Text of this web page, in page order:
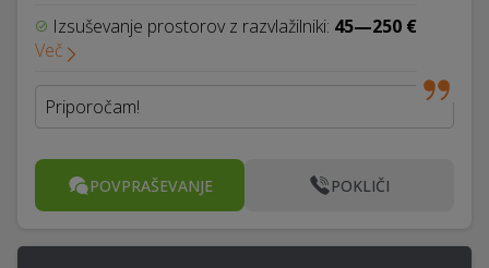
Izsuševanje prostorov z razvlažilniki: 45—250 €
Več
Priporočam!
POVPRAŠEVANJE POKLIČI